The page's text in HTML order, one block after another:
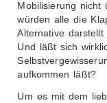
Mobilisierung nicht
würden alle die
Alternative
Und läßt sich
aufkommen läßt?
Um es mit dem